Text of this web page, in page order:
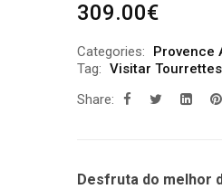
309.00€
Categories: Provence
Tag: Visitar
Share:
Desfruta do melhor